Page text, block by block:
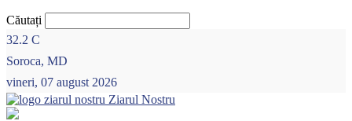
Căutați
32.2 C
Soroca, MD
vineri, 07 august 2026
Ziarul Nostru